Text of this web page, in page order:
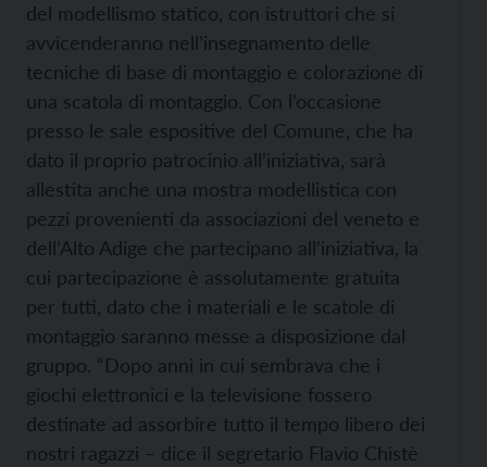
del modellismo statico, con istruttori che si
avvicenderanno nell’insegnamento delle
tecniche di base di montaggio e colorazione di
una scatola di montaggio. Con l’occasione
presso le sale espositive del Comune, che ha
dato il proprio patrocinio all’iniziativa, sarà
allestita anche una mostra modellistica con
pezzi provenienti da associazioni del veneto e
dell’Alto Adige che partecipano all’iniziativa, la
cui partecipazione è assolutamente gratuita
per tutti, dato che i materiali e le scatole di
montaggio saranno messe a disposizione dal
gruppo. “Dopo anni in cui sembrava che i
giochi elettronici e la televisione fossero
destinate ad assorbire tutto il tempo libero dei
nostri ragazzi – dice il segretario Flavio Chistè